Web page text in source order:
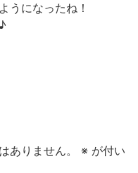
うになったね！
ありません。 ※ が付い